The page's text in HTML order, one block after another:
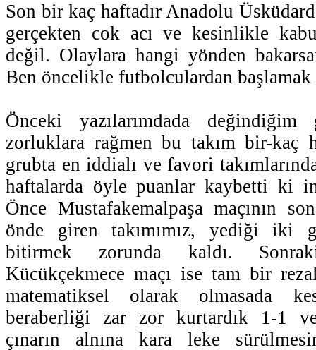
Son bir kaç haftadır Anadolu
gerçekten cok acı ve kesinlikle
değil. Olaylara hangi yönden
Ben öncelikle futbolculardan
Önceki yazılarımdada
zorluklara rağmen bu takım bir-kaç
grubta en iddialı ve favori
haftalarda öyle puanlar kaybetti ki
Önce Mustafakemalpaşa maçının
önde giren takımımız, yediği iki
bitirmek zorunda kaldı.
Kücükçekmece maçı ise tam bir
matematiksel olarak olmasada
beraberliği zar zor kurtardık 1-1 ve
çınarın alnına kara leke